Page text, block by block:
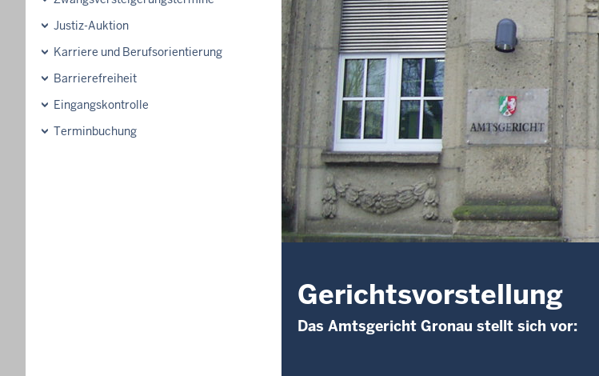
Justiz-Auktion
Karriere und Berufsorientierung
Barrierefreiheit
Eingangskontrolle
Terminbuchung
Gerichtsvorstellung
Das Amtsgericht Gronau stellt sich vor: